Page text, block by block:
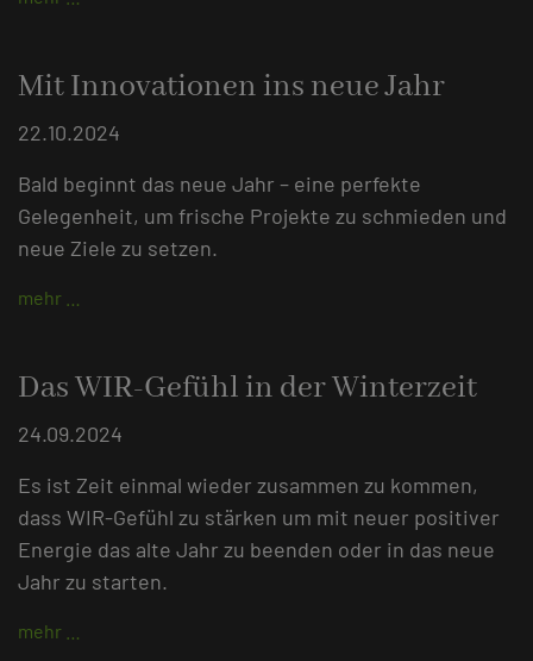
Mit Innovationen ins neue Jahr
22.10.2024
Bald beginnt das neue Jahr – eine perfekte
Gelegenheit, um frische Projekte zu schmieden und
neue Ziele zu setzen.
mehr …
Das WIR-Gefühl in der Winterzeit
24.09.2024
Es ist Zeit einmal wieder zusammen zu kommen,
dass WIR-Gefühl zu stärken um mit neuer positiver
Energie das alte Jahr zu beenden oder in das neue
Jahr zu starten.
mehr …